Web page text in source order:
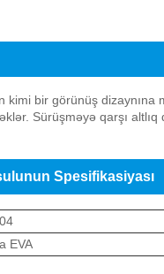
təqdimatı
kimi bir görünüş
Sürüşməyə qarşı
Spesifikasiyası
EVA